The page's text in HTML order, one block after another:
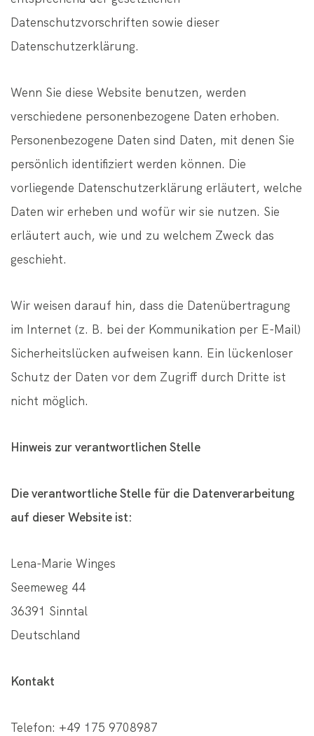
Datenschutzvorschriften sowie dieser
Datenschutzerklärung.
Wenn Sie diese Website benutzen, werden
verschiedene personenbezogene Daten erhoben.
Personenbezogene Daten sind Daten, mit denen Sie
persönlich identifiziert werden können. Die
vorliegende Datenschutzerklärung erläutert, welche
Daten wir erheben und wofür wir sie nutzen. Sie
erläutert auch, wie und zu welchem Zweck das
geschieht.
Wir weisen darauf hin, dass die Datenübertragung
im Internet (z. B. bei der Kommunikation per E-Mail)
Sicherheitslücken aufweisen kann. Ein lückenloser
Schutz der Daten vor dem Zugriff durch Dritte ist
nicht möglich.
Hinweis zur verantwortlichen Stelle
Die verantwortliche Stelle für die Datenverarbeitung
auf dieser Website ist:
Lena-Marie Winges
Seemeweg 44
36391 Sinntal
Deutschland
Kontakt
Telefon: +49 175 9708987